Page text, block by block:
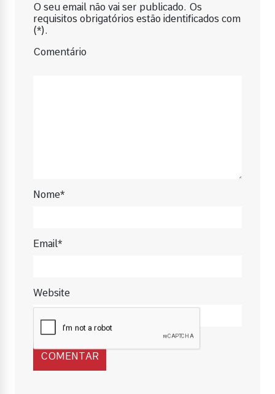
O seu email não vai ser publicado. Os
requisitos obrigatórios estão identificados com
(*).
Comentário
Nome*
Email*
Website